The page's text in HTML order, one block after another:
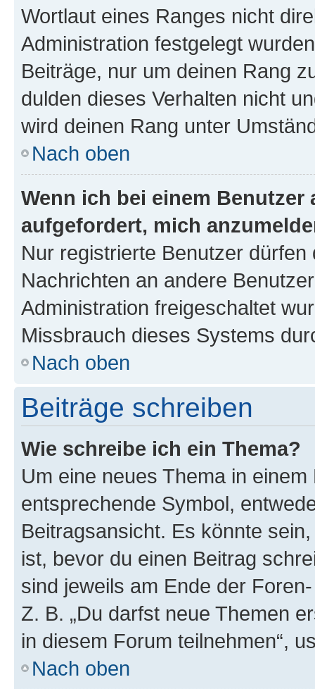
Wortlaut eines Ranges nicht
Administration festgelegt
Beiträge, nur um deinen Rang
dulden dieses Verhalten nicht
wird deinen Rang unter
Nach oben
Wenn ich bei einem
aufgefordert, mich
Nur registrierte Benutzer
Nachrichten an andere
Administration freigeschaltet
Missbrauch dieses Systems
Nach oben
Beiträge schreiben
Wie schreibe ich ein Thema?
Um eine neues Thema in
entsprechende Symbol,
Beitragsansicht. Es könnte
ist, bevor du einen Beitrag
sind jeweils am Ende der
Z. B. „Du darfst neue Themen
in diesem Forum teilnehmen“,
Nach oben